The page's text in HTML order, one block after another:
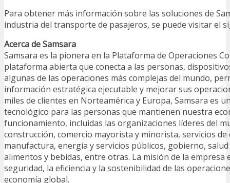
Para obtener más información sobre las soluciones de
industria del transporte de pasajeros, se puede visitar el
Acerca de Samsara
Samsara es la pionera en la Plataforma de Operaciones
plataforma abierta que conecta a las personas,
algunas de las operaciones más complejas del mundo,
información estratégica ejecutable y mejorar sus
miles de clientes en Norteamérica y Europa, Samsara es
tecnológico para las personas que mantienen nuestra
funcionamiento, incluidas las organizaciones líderes del
construcción, comercio mayorista y minorista, servicios de
manufactura, energía y servicios públicos, gobierno, salud
alimentos y bebidas, entre otras. La misión de la empresa
seguridad, la eficiencia y la sostenibilidad de las
economía global.